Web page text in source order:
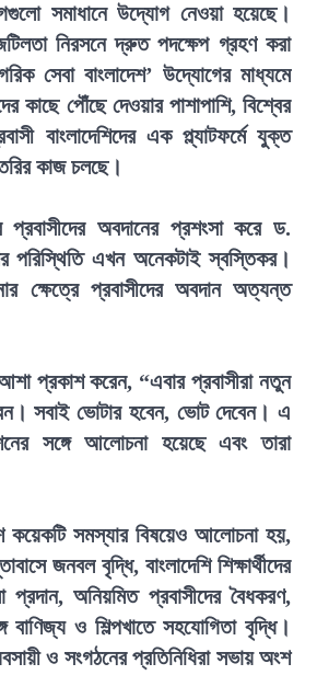
সমাধানে উদ্যোগ নেওয়া হয়েছে।
নিরসনে দ্রুত পদক্ষেপ গ্রহণ করা
সেবা বাংলাদেশ’ উদ্যোগের মাধ্যমে
কাছে পৌঁছে দেওয়ার পাশাপাশি, বিশ্বের
বাংলাদেশিদের এক প্ল্যাটফর্মে যুক্ত
কাজ চলছে।
প্রবাসীদের অবদানের প্রশংসা করে ড.
পরিস্থিতি এখন অনেকটাই স্বস্তিকর।
ক্ষেত্রে প্রবাসীদের অবদান অত্যন্ত
আশা প্রকাশ করেন, “এবার প্রবাসীরা নতুন
সবাই ভোটার হবেন, ভোট দেবেন। এ
সঙ্গে আলোচনা হয়েছে এবং তারা
কয়েকটি সমস্যার বিষয়েও আলোচনা হয়,
জনবল বৃদ্ধি, বাংলাদেশি শিক্ষার্থীদের
প্রদান, অনিয়মিত প্রবাসীদের বৈধকরণ,
বাণিজ্য ও শিল্পখাতে সহযোগিতা বৃদ্ধি।
ও সংগঠনের প্রতিনিধিরা সভায় অংশ